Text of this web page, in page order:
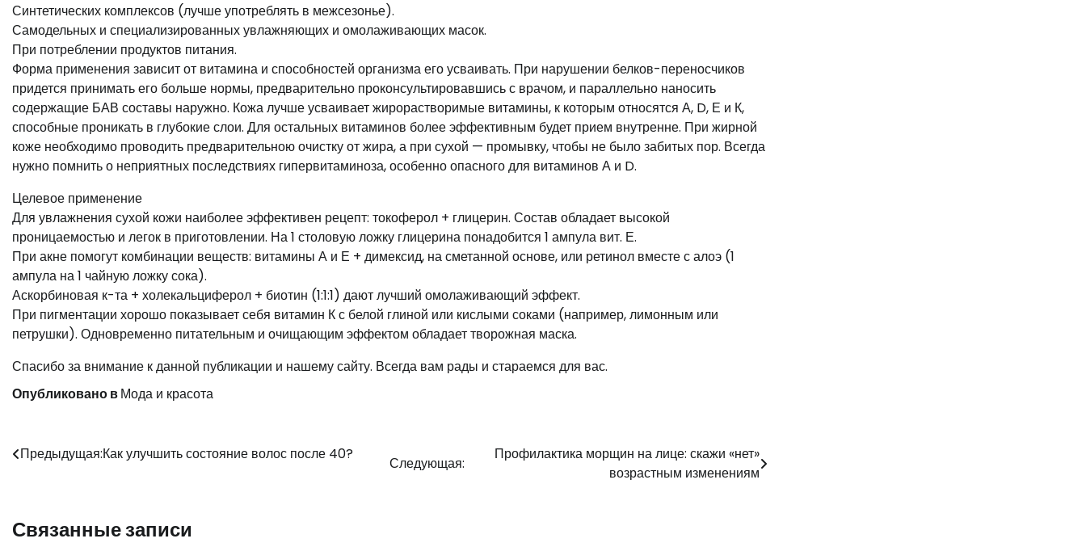
Синтетических комплексов (лучше употреблять в межсезонье).
Самодельных и специализированных увлажняющих и омолаживающих масок.
При потреблении продуктов питания.
Форма применения зависит от витамина и способностей организма его усваивать. При нарушении белков-переносчиков
придется принимать его больше нормы, предварительно проконсультировавшись с врачом, и параллельно наносить
содержащие БАВ составы наружно. Кожа лучше усваивает жирорастворимые витамины, к которым относятся А, D, Е и К,
способные проникать в глубокие слои. Для остальных витаминов более эффективным будет прием внутренне. При жирной
коже необходимо проводить предварительною очистку от жира, а при сухой — промывку, чтобы не было забитых пор. Всегда
нужно помнить о неприятных последствиях гипервитаминоза, особенно опасного для витаминов А и D.
Целевое применение
Для увлажнения сухой кожи наиболее эффективен рецепт: токоферол + глицерин. Состав обладает высокой
проницаемостью и легок в приготовлении. На 1 столовую ложку глицерина понадобится 1 ампула вит. Е.
При акне помогут комбинации веществ: витамины А и Е + димексид, на сметанной основе, или ретинол вместе с алоэ (1
ампула на 1 чайную ложку сока).
Аскорбиновая к-та + холекальциферол + биотин (1:1:1) дают лучший омолаживающий эффект.
При пигментации хорошо показывает себя витамин К с белой глиной или кислыми соками (например, лимонным или
петрушки). Одновременно питательным и очищающим эффектом обладает творожная маска.
Спасибо за внимание к данной публикации и нашему сайту. Всегда вам рады и стараемся для вас.
Опубликовано вМода и красота
Навигация
записям
Предыдущая:Как улучшить состояние волос после 40?
Следующая:
Профилактика морщин на лице: скажи «нет»
возрастным изменениям
Связанные записи